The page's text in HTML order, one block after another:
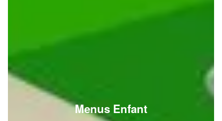
Menus Enfant